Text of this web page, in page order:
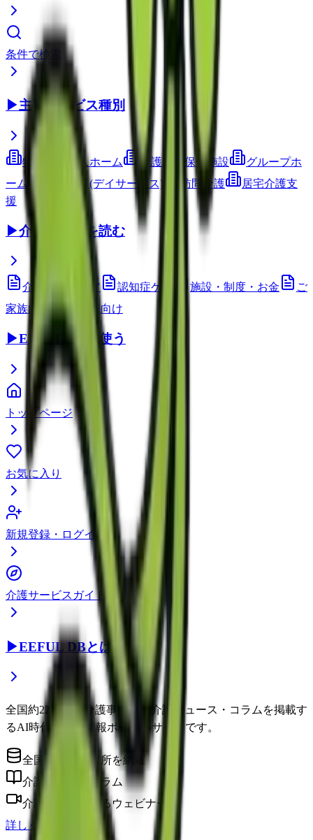
条件で検索
▶主要サービス種別
特別養護老人ホーム 介護老人保健施設
グループホ
ーム
通所介護(デイサービス) 訪問介護
居宅介護支
援
▶介護コラムを読む
介護技術・ケア 認知症ケア 施設・制度・お金
ご
家族向け
介護職向け
▶EEFUL DBを使う
トップページ
お気に入り
新規登録・ログイン
介護サービスガイド
▶EEFUL DBとは？
全国約22万件の介護事業所と介護ニュース・コラムを掲載す
るAI時代の介護情報ポータルサイトです。
全国の介護事業所を網羅
介護に役立つコラム
介護のプロによるウェビナー
詳しく見る